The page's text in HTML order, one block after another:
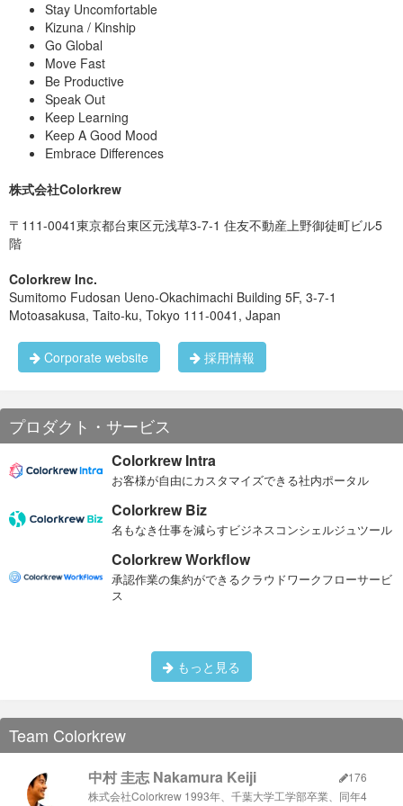
Stay Uncomfortable
Kizuna / Kinship
Go Global
Move Fast
Be Productive
Speak Out
Keep Learning
Keep A Good Mood
Embrace Differences
株式会社Colorkrew
〒111-0041東京都台東区元浅草3-7-1 住友不動産上野御徒町ビル5
階
Colorkrew Inc.
Sumitomo Fudosan Ueno-Okachimachi Building 5F, 3-7-1
Motoasakusa, Taito-ku, Tokyo 111-0041, Japan
Corporate website 採用情報
プロダクト・サービス
Colorkrew Intra
お客様が自由にカスタマイズできる社内ポータル
Colorkrew Biz
名もなき仕事を減らすビジネスコンシェルジュツール
Colorkrew Workflow
承認作業の集約ができるクラウドワークフローサービ
ス
もっと見る
Team Colorkrew
中村 圭志 Nakamura Keiji
176
株式会社Colorkrew 1993年、千葉大学工学部卒業、同年4